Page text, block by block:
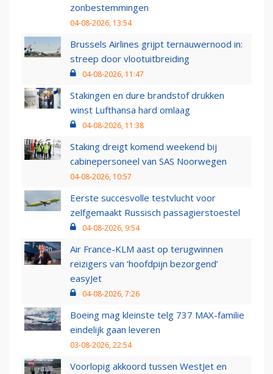
zonbestemmingen
04-08-2026, 13:54
Brussels Airlines grijpt ternauwernood in:
streep door vlootuitbreiding
04-08-2026, 11:47
Stakingen en dure brandstof drukken
winst Lufthansa hard omlaag
04-08-2026, 11:38
Staking dreigt komend weekend bij
cabinepersoneel van SAS Noorwegen
04-08-2026, 10:57
Eerste succesvolle testvlucht voor
zelfgemaakt Russisch passagierstoestel
04-08-2026, 9:54
Air France-KLM aast op terugwinnen
reizigers van ‘hoofdpijn bezorgend’
easyJet
04-08-2026, 7:26
Boeing mag kleinste telg 737 MAX-familie
eindelijk gaan leveren
03-08-2026, 22:54
Voorlopig akkoord tussen WestJet en